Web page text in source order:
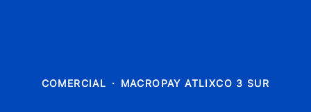
COMERCIAL · MACROPAY ATLIXCO 3 SUR